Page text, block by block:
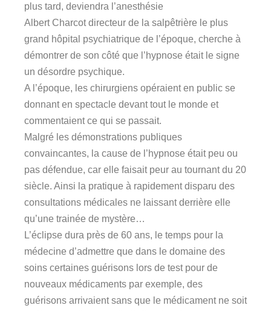
plus tard, deviendra l’anesthésie
Albert Charcot directeur de la salpêtrière le plus
grand hôpital psychiatrique de l’époque, cherche à
démontrer de son côté que l’hypnose était le signe
un désordre psychique.
A l’époque, les chirurgiens opéraient en public se
donnant en spectacle devant tout le monde et
commentaient ce qui se passait.
Malgré les démonstrations publiques
convaincantes, la cause de l’hypnose était peu ou
pas défendue, car elle faisait peur au tournant du 20
siècle. Ainsi la pratique à rapidement disparu des
consultations médicales ne laissant derrière elle
qu’une trainée de mystère…
L’éclipse dura près de 60 ans, le temps pour la
médecine d’admettre que dans le domaine des
soins certaines guérisons lors de test pour de
nouveaux médicaments par exemple, des
guérisons arrivaient sans que le médicament ne soit